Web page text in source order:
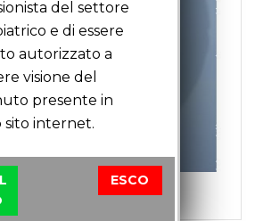
del settore
e di essere
autorizzato a
visione del
presente in
sito internet.
ESCO